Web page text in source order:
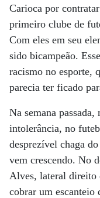
Carioca por
primeiro clube de
Com eles em seu
sido bicampeão.
racismo no esporte,
parecia ter ficado
Na semana
intolerância, no
desprezível chaga
vem crescendo. No
Alves, lateral direito
cobrar um escanteio